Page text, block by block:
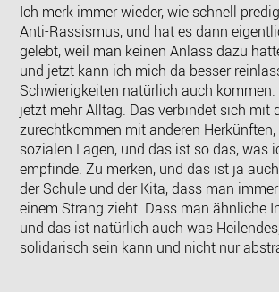
Ich merk immer wieder, wie schnell
Anti-Rassismus, und hat es dann
gelebt, weil man keinen Anlass dazu
und jetzt kann ich mich da besser
Schwierigkeiten natürlich auch
jetzt mehr Alltag. Das verbindet sich mit
zurechtkommen mit anderen
sozialen Lagen, und das ist so das, was
empfinde. Zu merken, und das ist ja
der Schule und der Kita, dass man
einem Strang zieht. Dass man ähnliche
und das ist natürlich auch was
solidarisch sein kann und nicht nur